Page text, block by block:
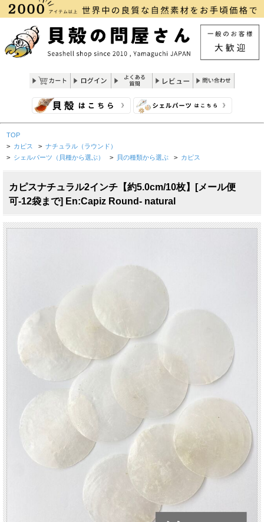
TOP
> カピス > ナチュラル（ラウンド）
> シェルパーツ（貝種から選ぶ） > 貝の種類から選ぶ > カピス
カピスナチュラル2インチ【約5.0cm/10枚】[メール便
可-12袋まで] En:Capiz Round- natural